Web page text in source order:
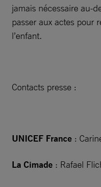
jamais nécessaire au-
passer aux actes pour
l’enfant.
Contacts presse :
UNICEF France :
La Cimade : Rafael